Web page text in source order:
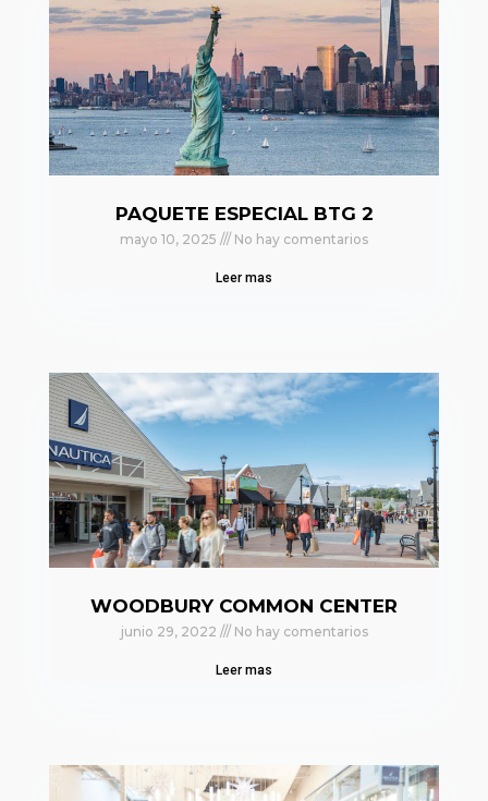
PAQUETE ESPECIAL BTG 2
mayo 10, 2025 No hay comentarios
Leer mas
WOODBURY COMMON CENTER
junio 29, 2022 No hay comentarios
Leer mas